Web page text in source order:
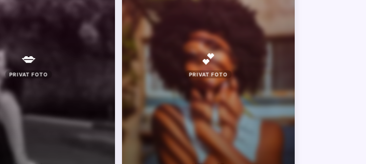
💋
PRIVAT FOTO
💕
PRIVAT FOTO